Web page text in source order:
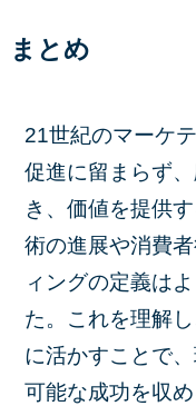
まとめ
21世紀のマーケ
促進に留まらず
き、価値を提供
術の進展や消費
ィングの定義は
た。これを理解
に活かすことで
可能な成功を収